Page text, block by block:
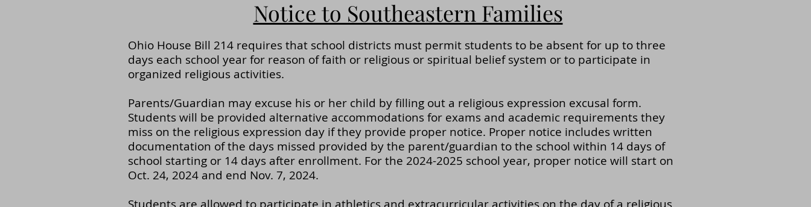
Notice to Southeastern Families
Ohio House Bill 214 requires that school districts must permit students to be absent for up to three
days each school year for reason of faith or religious or spiritual belief system or to participate in
organized religious activities.
Parents/Guardian may excuse his or her child by filling out a religious expression excusal form.
Students will be provided alternative accommodations for exams and academic requirements they
miss on the religious expression day if they provide proper notice. Proper notice includes written
documentation of the days missed provided by the parent/guardian to the school within 14 days of
school starting or 14 days after enrollment. For the 2024-2025 school year, proper notice will start on
Oct. 24, 2024 and end Nov. 7, 2024.